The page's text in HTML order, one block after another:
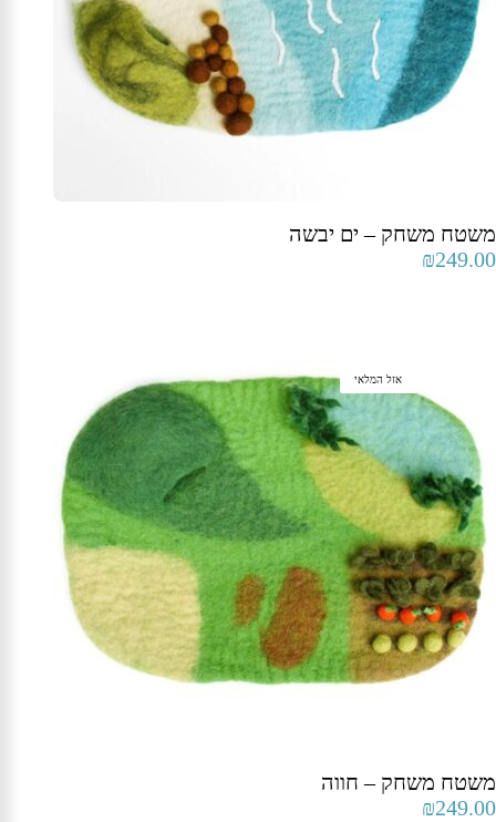
משטח משחק – ים יבשה
₪249.00
משטח משחק – חווה
אזל המלאי
₪249.00